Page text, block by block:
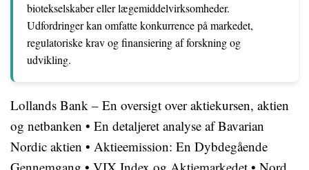
biotekselskaber eller lægemiddelvirksomheder.
Udfordringer kan omfatte konkurrence på markedet,
regulatoriske krav og finansiering af forskning og
udvikling.
Lollands Bank – En oversigt over aktiekursen, aktien
og netbanken • En detaljeret analyse af Bavarian
Nordic aktien • Aktieemission: En Dybdegående